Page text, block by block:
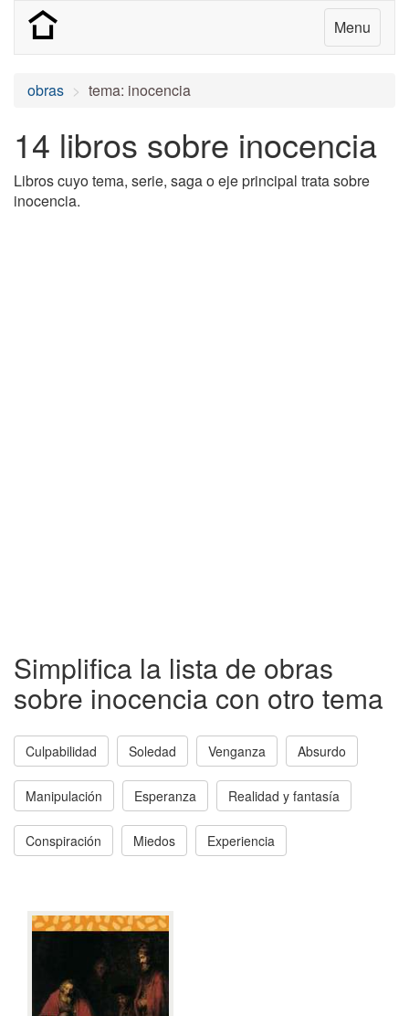
Menu
obras tema: inocencia
14 libros sobre inocencia
Libros cuyo tema, serie, saga o eje principal trata sobre
inocencia.
Simplifica la lista de obras
sobre inocencia con otro tema
Culpabilidad Soledad Venganza Absurdo
Manipulación Esperanza Realidad y fantasía
Conspiración Miedos Experiencia